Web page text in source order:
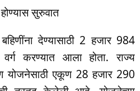
सुरुवात
देण्यासाठी 2 हजार 984
वर्ग करण्यात आला होता. राज्य
योजनेसाठी एकूण 28 हजार 290